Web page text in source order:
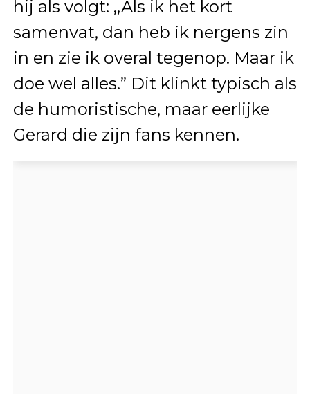
hij als volgt: ,,Als ik het kort
samenvat, dan heb ik nergens zin
in en zie ik overal tegenop. Maar ik
doe wel alles.” Dit klinkt typisch als
de humoristische, maar eerlijke
Gerard die zijn fans kennen.